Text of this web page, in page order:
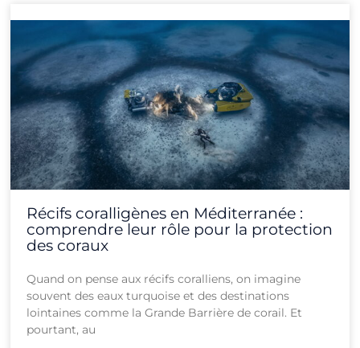
Récifs coralligènes en Méditerranée :
comprendre leur rôle pour la protection
des coraux
Quand on pense aux récifs coralliens, on imagine
souvent des eaux turquoise et des destinations
lointaines comme la Grande Barrière de corail. Et
pourtant, au